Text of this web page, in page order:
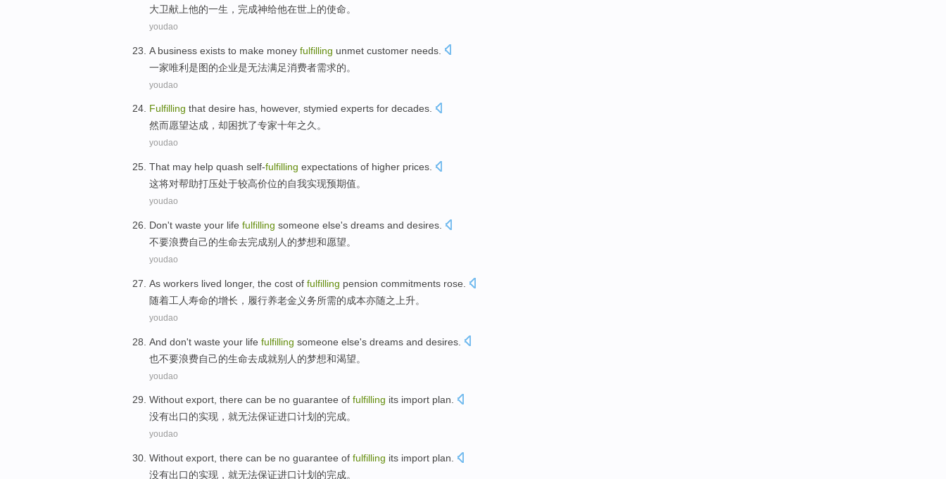
大卫献上他的一生 ， 完成神给他在世上的使命。
youdao
A business exists to make money fulfilling unmet customer needs
一家唯利是图的企业是无法满足消费者需求的。
youdao
Fulfilling that desire has, however, stymied experts for decades.
然而愿望达成，却困扰了专家十年之久。
youdao
That may help quash self-fulfilling expectations of higher prices
这将对帮助打压处于较高价位的自我实现预期值。
youdao
Don't waste your life fulfilling someone else's dreams and desires
不要浪费自己的生命去完成别人 的梦想和愿望。
youdao
As workers lived longer, the cost of fulfilling pension commitments rose
随着工人寿命的增长， 履行养老金 义务所需的成本亦随之 上升。
youdao
And don't waste your life fulfilling someone else's dreams and desires
也不要浪费自己的生命去成就别人 的梦想和渴望。
youdao
Without export, there can be no guarantee of fulfilling its import plan.
没有出口的实现 ， 就无法保证进口计划的完成。
youdao
Without export there can be no guarantee of fulfilling its import plan
没有出口的实现 ， 就无法保证进口计划的完成。